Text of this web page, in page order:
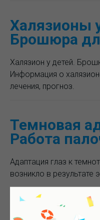
Халязионы
Брошюра
Халязион у детей.
Информация о
лечения, прогноз.
Темновая
Работа
Адаптация глаз к
возникло в результате
Диоптрии